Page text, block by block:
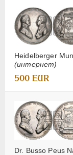
Heidelberger
(интернет)
500 EUR
Dr. Busso Peus